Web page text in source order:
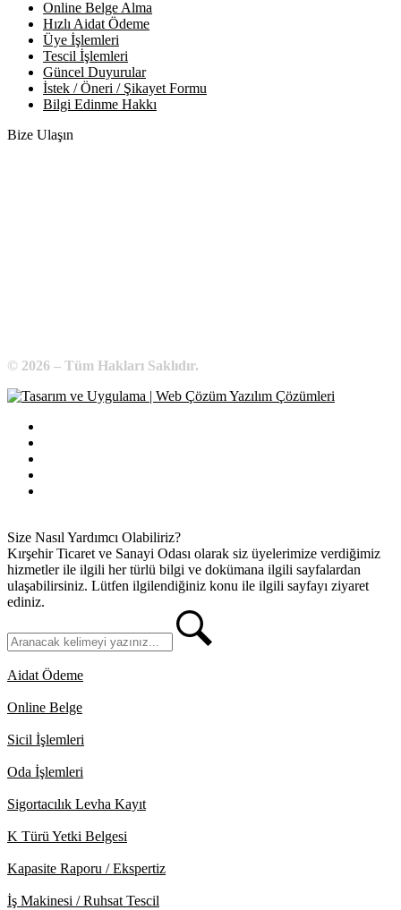
Online Belge Alma
Hızlı Aidat Ödeme
Üye İşlemleri
Tescil İşlemleri
Güncel Duyurular
İstek / Öneri / Şikayet Formu
Bilgi Edinme Hakkı
Bize Ulaşın
© 2026 – Tüm Hakları Saklıdır.
Size Nasıl Yardımcı Olabiliriz?
Kırşehir Ticaret ve Sanayi Odası olarak siz üyelerimize verdiğimiz
hizmetler ile ilgili her türlü bilgi ve dokümana ilgili sayfalardan
ulaşabilirsiniz. Lütfen ilgilendiğiniz konu ile ilgili sayfayı ziyaret
ediniz.
Aidat Ödeme
Online Belge
Sicil İşlemleri
Oda İşlemleri
Sigortacılık Levha Kayıt
K Türü Yetki Belgesi
Kapasite Raporu / Ekspertiz
İş Makinesi / Ruhsat Tescil